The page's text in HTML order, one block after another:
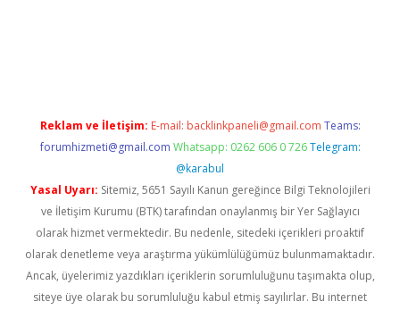
Reklam ve İletişim: E-mail: backlinkpaneli@gmail.com Teams:
forumhizmeti@gmail.com Whatsapp: 0262 606 0 726 Telegram:
@karabul
Yasal Uyarı: Sitemiz, 5651 Sayılı Kanun gereğince Bilgi Teknolojileri
ve İletişim Kurumu (BTK) tarafından onaylanmış bir Yer Sağlayıcı
olarak hizmet vermektedir. Bu nedenle, sitedeki içerikleri proaktif
olarak denetleme veya araştırma yükümlülüğümüz bulunmamaktadır.
Ancak, üyelerimiz yazdıkları içeriklerin sorumluluğunu taşımakta olup,
siteye üye olarak bu sorumluluğu kabul etmiş sayılırlar. Bu internet